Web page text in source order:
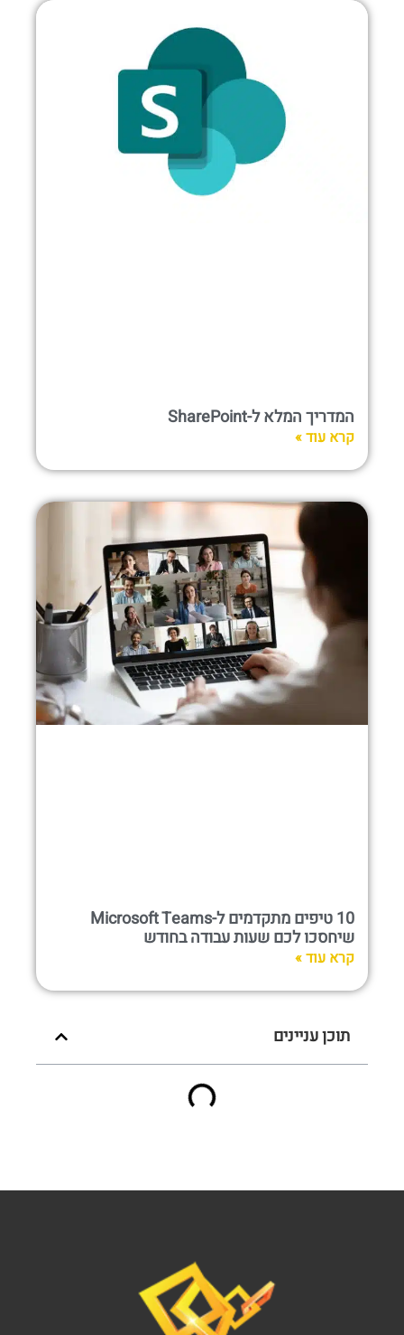
המדריך המלא ל-SharePoint
קרא עוד »
10 טיפים מתקדמים ל-Microsoft Teams
שיחסכו לכם שעות עבודה בחודש
קרא עוד »
תוכן עניינים